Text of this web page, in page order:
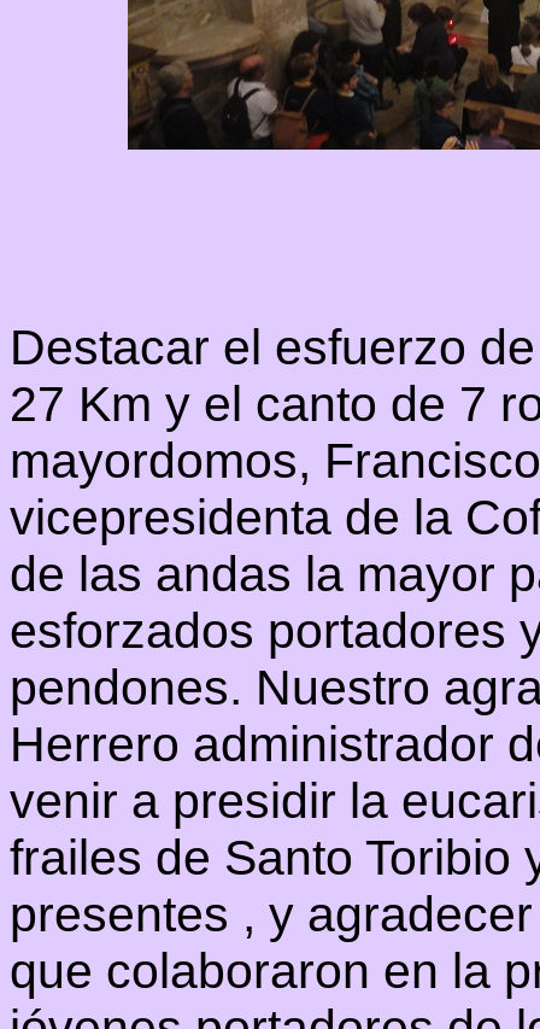
Destacar el esfuerzo
27 Km y el canto de 7
mayordomos,
vicepresidenta de la
de las andas la mayor
esforzados portadores
pendones. Nuestro
Herrero administrador
venir a presidir la
frailes de Santo Toribio
presentes , y
que colaboraron en la